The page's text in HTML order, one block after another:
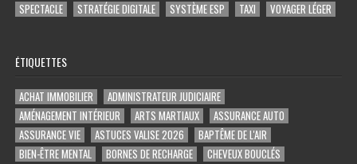
SPECTACLE
STRATÉGIE DIGITALE SYSTÈME ESP TAXI VOYAGER LÉGER
ÉTIQUETTES
ACHAT IMMOBILIER
ADMINISTRATEUR JUDICIAIRE
AMÉNAGEMENT INTÉRIEUR
ARTS MARTIAUX
ASSURANCE AUTO
ASSURANCE VIE
ASTUCES VALISE 2026
BAPTÊME DE L'AIR
BIEN-ÊTRE MENTAL
BORNES DE RECHARGE
CHEVEUX BOUCLÉS